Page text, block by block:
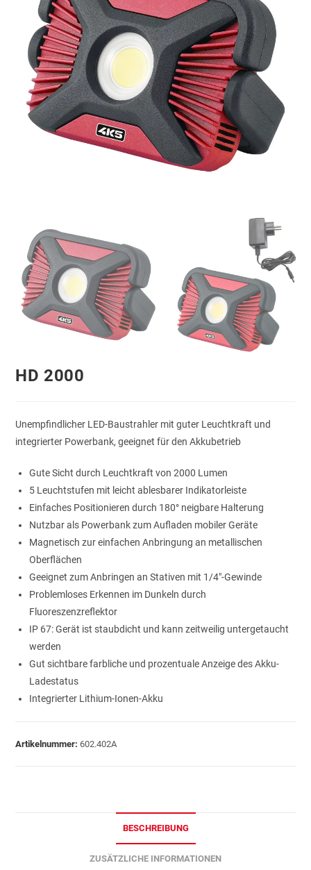
HD 2000
Unempfindlicher LED-Baustrahler mit guter Leuchtkraft und
integrierter Powerbank, geeignet für den Akkubetrieb
Gute Sicht durch Leuchtkraft von 2000 Lumen
5 Leuchtstufen mit leicht ablesbarer Indikatorleiste
Einfaches Positionieren durch 180° neigbare Halterung
Nutzbar als Powerbank zum Aufladen mobiler Geräte
Magnetisch zur einfachen Anbringung an metallischen
Oberflächen
Geeignet zum Anbringen an Stativen mit 1/4″-Gewinde
Problemloses Erkennen im Dunkeln durch
Fluoreszenzreflektor
IP 67: Gerät ist staubdicht und kann zeitweilig untergetaucht
werden
Gut sichtbare farbliche und prozentuale Anzeige des Akku-
Ladestatus
Integrierter Lithium-Ionen-Akku
Artikelnummer:602.402A
BESCHREIBUNG
ZUSÄTZLICHE INFORMATIONEN